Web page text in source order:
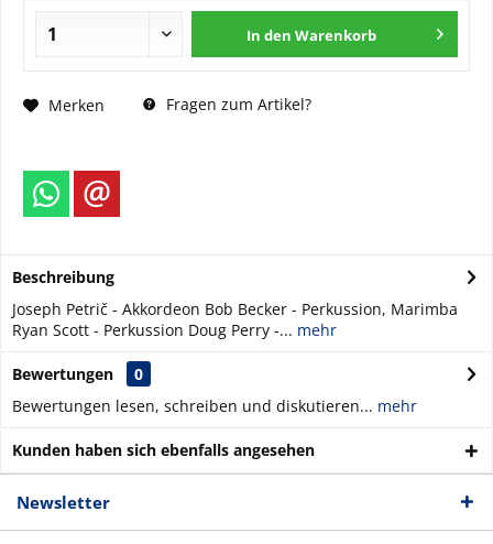
In den Warenkorb
Merken Fragen zum Artikel?
Beschreibung
Joseph Petrič - Akkordeon Bob Becker - Perkussion, Marimba
Ryan Scott - Perkussion Doug Perry -... mehr
Bewertungen
0
Bewertungen lesen, schreiben und diskutieren... mehr
Kunden haben sich ebenfalls angesehen
Newsletter